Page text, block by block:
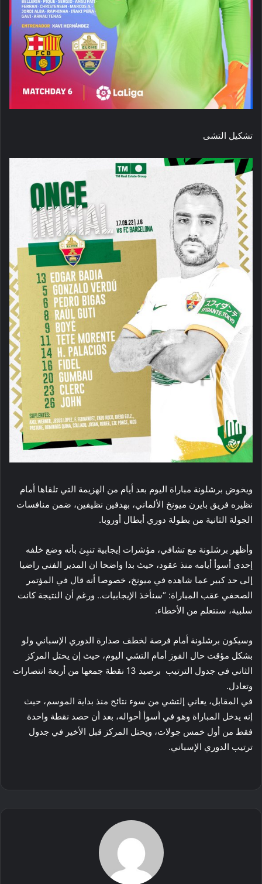
تشكيل التشى
ويخوض برشلونة مباراة اليوم بعد أيام من الهزيمة التي تلقاها أمام
نظيره فريق بايرن ميونخ الألماني، بهدفين نظيفين، ضمن منافسات
الجولة الثانية من بطولة دوري أبطال أوروبا.
وأظهر برشلونة مع تشافي، مؤشرات إيجابية تنبِئ بأنه وضع خلفه
إحدى أسوأ أيامه منذ عقود، حيث بدا واضحا ان المدير الفني راضيا
إلى حد كبير عما شاهده في ميونخ، خصوصا أنه قال في المؤتمر
الصحفي عقب المباراة: “سنأخذ الإيجابيات.. ورغم أن النتيجة كانت
سلبية، سنتعلم من الأخطاء.
وسيكون برشلونة أمام فرصة لخطف صدارة الدوري الإسباني ولو
بشكل مؤقت حال الفوز أمام التشي اليوم، حيث إن يحتل المركز
الثاني في جدول الترتيب برصيد 13 نقطة جمعها من أربعة انتصارات
وتعادل.
في المقابل، يعاني إلتشي من سوء نتائح منذ بداية الموسم، حيث
إنه يدخل المباراة وهو في أسوأ أحواله، بعد أن حصد نقطة واحدة
فقط من أول خمس جولات، ويحتل المركز قبل الأخير في جدول
ترتيب الدوري الإسباني.